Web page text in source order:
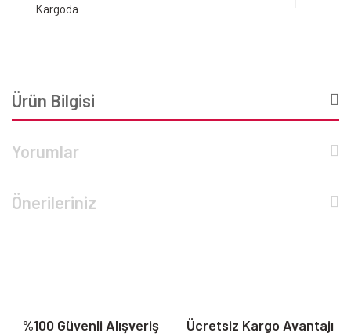
Kargoda
Ürün Bilgisi
Yorumlar
Önerileriniz
%100 Güvenli Alışveriş Ücretsiz Kargo Avantajı